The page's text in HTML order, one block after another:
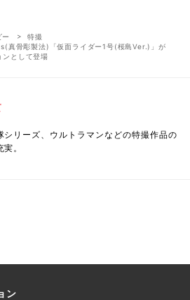
ー
特撮
真骨彫製法)「仮面ライダー1号(桜島Ver.)」が
ンとして登場
リーズ、ウルトラマンなどの特撮作品の
。
ン